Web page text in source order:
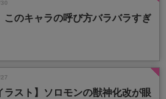
このキャラの呼び方バラバラすぎ
ラスト】ソロモンの獣神化改が眼